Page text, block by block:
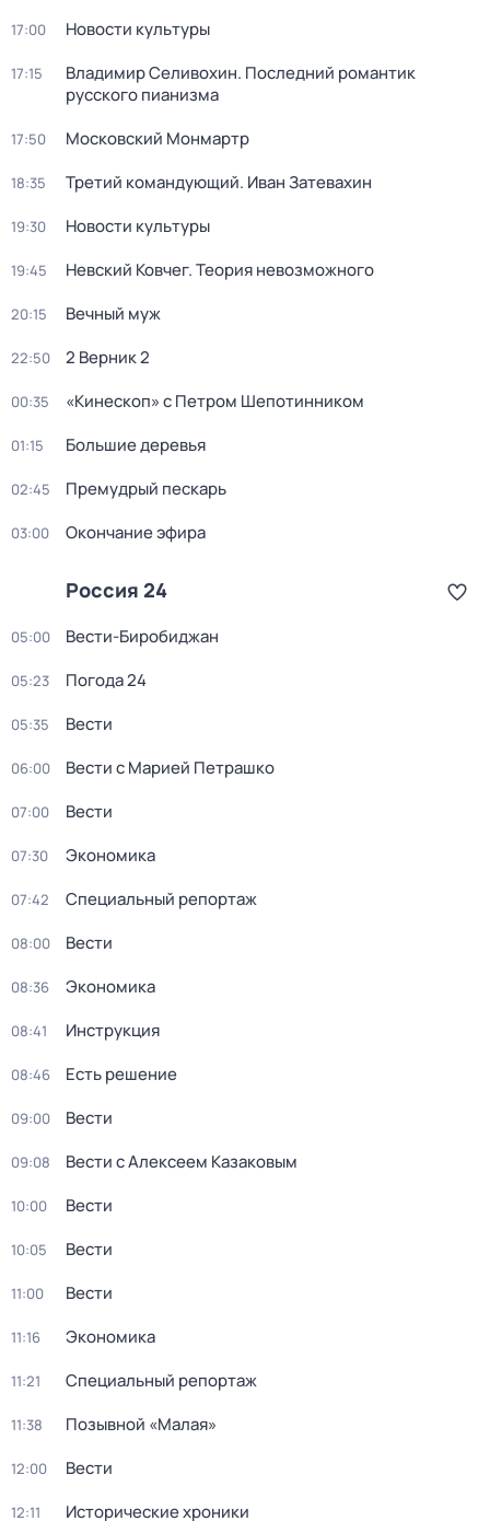
17:00 Новости культуры
17:15
Владимир Селивохин. Последний романтик
русского пианизма
17:50 Московский Монмартр
18:35 Третий командующий. Иван Затевахин
19:30 Новости культуры
19:45 Невский Ковчег. Теория невозможного
20:15 Вечный муж
22:50 2 Верник 2
00:35 «Кинескоп» с Петром Шепотинником
01:15 Большие деревья
02:45 Премудрый пескарь
03:00 Окончание эфира
Россия 24
05:00 Вести-Биробиджан
05:23 Погода 24
05:35 Вести
06:00 Вести с Марией Петрашко
07:00 Вести
07:30 Экономика
07:42 Специальный репортаж
08:00 Вести
08:36 Экономика
08:41 Инструкция
08:46 Есть решение
09:00 Вести
09:08 Вести с Алексеем Казаковым
10:00 Вести
10:05 Вести
11:00 Вести
11:16 Экономика
11:21 Специальный репортаж
11:38 Позывной «Малая»
12:00 Вести
12:11 Исторические хроники